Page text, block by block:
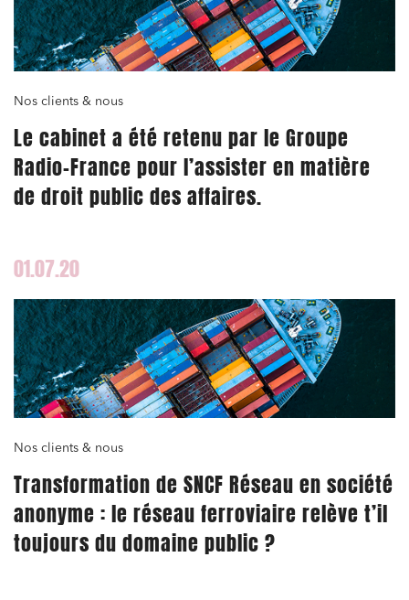
Nos clients & nous
Le cabinet a été retenu par le Groupe
Radio-France pour l’assister en matière
de droit public des affaires.
01.07.20
Nos clients & nous
Transformation de SNCF Réseau en société
anonyme : le réseau ferroviaire relève t’il
toujours du domaine public ?